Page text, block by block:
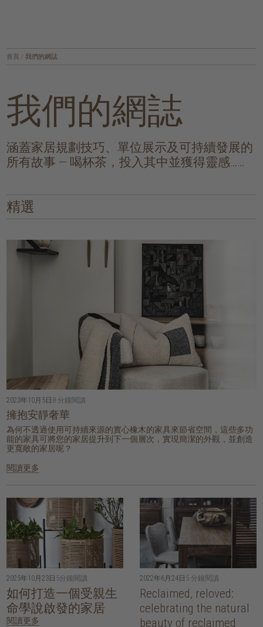
首頁 / 我們的網誌
我們的網誌
涵蓋家居規劃技巧、單位展示及可持續發展的
所有故事 — 喝杯茶，投入其中並獲得靈感……
精選
2023年10月5日 8 分鐘閱讀
擁抱安靜奢華
為何不透過使用可持續來源的實心橡木的家具來節省空間，這些多功
能的家具可將您的家居提升到下一個層次，實現簡潔的外觀，並創造
更寬敞的家居呢？
閱讀更多
2025年10月23日 5分鐘閱讀
如何打造一個受親生
命學說啟發的家居
閱讀更多
2022年6月24日 5 分鐘閱讀
Reclaimed, reloved:
celebrating the natural
beauty of reclaimed